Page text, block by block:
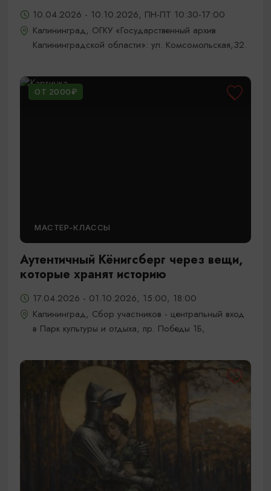
10.04.2026 - 10.10.2026, ПН-ПТ 10:30-17:00
Калининград, ОГКУ «Государственный архив
Калининградской области»: ул. Комсомольская,32.
ОТ 2000₽
МАСТЕР-КЛАССЫ
Аутентичный Кёнигсберг через вещи,
которые хранят историю
17.04.2026 - 01.10.2026, 15:00, 18:00
Калининград, Сбор участников - центральный вход
в Парк культуры и отдыха, пр. Победы 1Б,